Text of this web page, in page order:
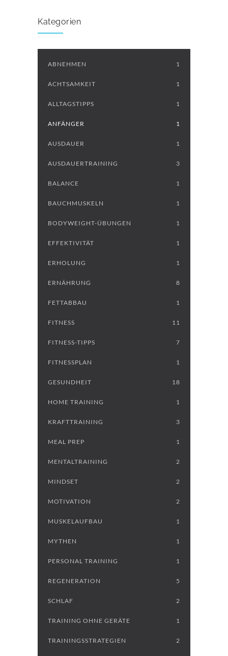
Kategorien
ABNEHMEN 1
ACHTSAMKEIT 1
ALLTAGSTIPPS 1
ANFÄNGER 1
AUSDAUER 1
AUSDAUERTRAINING 3
BALANCE 1
BAUCHMUSKELN 1
BODYWEIGHT-ÜBUNGEN 1
EFFEKTIVITÄT 1
ERHOLUNG 1
ERNÄHRUNG 8
FETTABBAU 1
FITNESS 11
FITNESS-TIPPS 7
FITNESSPLAN 1
GESUNDHEIT 18
HOME TRAINING 1
KRAFTTRAINING 3
MEAL PREP 1
MENTALTRAINING 2
MINDSET 2
MOTIVATION 2
MUSKELAUFBAU 1
MYTHEN 1
PERSONAL TRAINING 1
REGENERATION 5
SCHLAF 2
TRAINING OHNE GERÄTE 1
TRAININGSSTRATEGIEN 2